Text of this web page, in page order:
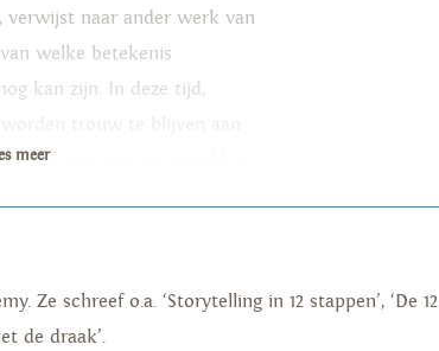
verwijst naar ander werk van
welke betekenis
kan zijn. In deze tijd,
te zijn voor de wereld, is
meer
Ze schreef o.a. ‘Storytelling in 12 stappen’, ‘De 12
de draak’.